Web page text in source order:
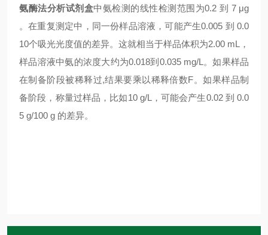
氨酶法分析试剂盒中氨检测的线性检测范围为0.2 到 7 μg
。在重复测定中，同一份样品溶液，可能产生0.005 到 0.0
10个吸光光度值的差异。这就相当于样品体积为2.00 mL，
样品溶液中氨的浓度大约为0.018到0.035 mg/L。如果样品
在制备阶段被稀释过,结果要乘以稀释倍数F。如果样品制
备阶段，称量过样品，比如10 g/L，可能会产生0.02 到 0.0
5 g/100 g 的差异。